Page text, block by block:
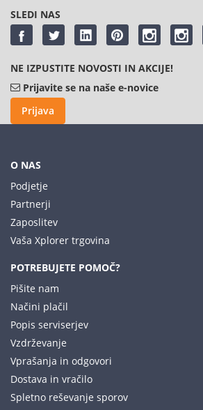
SLEDI NAS
NE IZPUSTITE NOVOSTI IN AKCIJE!
Prijavite se na naše e-novice
Prijava
O NAS
Podjetje
Partnerji
Zaposlitev
Vaša Xplorer trgovina
POTREBUJETE POMOČ?
Pišite nam
Načini plačil
Popis serviserjev
Vzdrževanje
Vprašanja in odgovori
Dostava in vračilo
Spletno reševanje sporov